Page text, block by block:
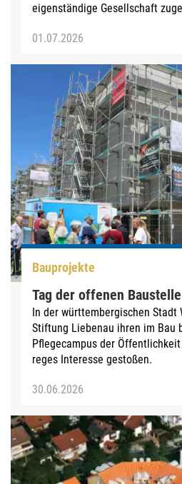
eigenständige Gesellschaft
01.07.2026
Bauprojekte
Tag der offenen
In der württembergischen
Stiftung Liebenau ihren im Bau
Pflegecampus der
reges Interesse gestoßen.
30.06.2026